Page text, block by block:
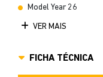
Model Year 26
VER MAIS
FICHA TÉCNICA